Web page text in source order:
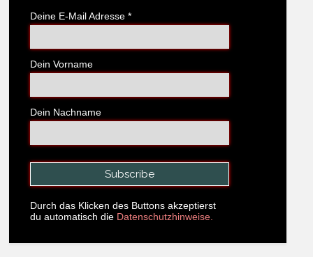
Deine E-Mail Adresse *
Dein Vorname
Dein Nachname
Durch das Klicken des Buttons akzeptierst
du automatisch die Datenschutzhinweise.